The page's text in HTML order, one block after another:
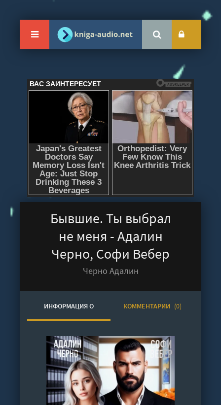
Бывшие. Ты выбрал
не меня - Адалин
Черно, Софи Вебер
Черно Адалин
ИНФОРМАЦИЯ О
АУДИОКНИГЕ
КОММЕНТАРИИ (0)